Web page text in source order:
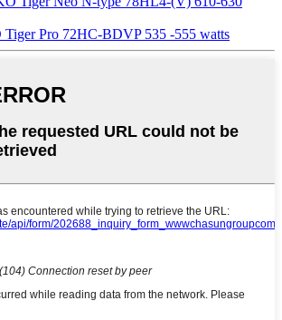
Pro 72HC-BDVP 535 -555 watts